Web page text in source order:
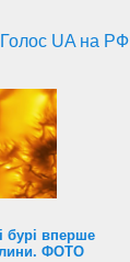
Голос UA на РФ
бурі вперше
ФОТО